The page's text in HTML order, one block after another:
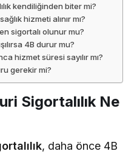
kendiliğinden biter mi?
hizmeti alınır mı?
sigortalı olunur mu?
4B durur mu?
hizmet süresi sayılır mı?
gerekir mi?
Sigortalılık Ne
, daha önce 4B